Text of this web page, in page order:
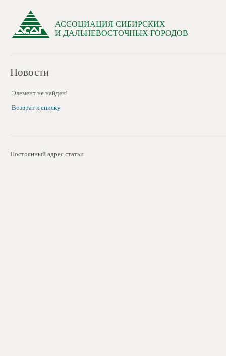
АССОЦИАЦИЯ СИБИРСКИХ
И ДАЛЬНЕВОСТОЧНЫХ ГОРОДОВ
Новости
Элемент не найден!
Возврат к списку
Постоянный адрес статьи